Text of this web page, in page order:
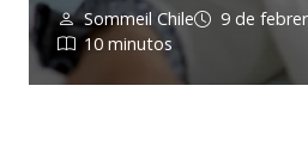
Sommeil Chile
9 de
10 minutos